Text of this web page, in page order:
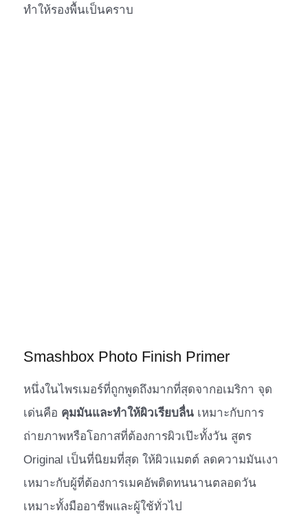
ทำให้รองพื้นเป็นคราบ
Smashbox Photo Finish Primer
หนึ่งในไพรเมอร์ที่ถูกพูดถึงมากที่สุดจากอเมริกา จุด
เด่นคือ คุมมันและทำให้ผิวเรียบลื่น เหมาะกับการ
ถ่ายภาพหรือโอกาสที่ต้องการผิวเป๊ะทั้งวัน สูตร
Original เป็นที่นิยมที่สุด ให้ผิวแมตต์ ลดความมันเงา
เหมาะกับผู้ที่ต้องการเมคอัพติดทนนานตลอดวัน
เหมาะทั้งมืออาชีพและผู้ใช้ทั่วไป